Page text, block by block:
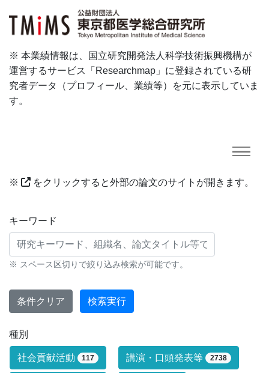
※ 本業績情報は、国立研究開発法人科学技術振興機構が
運営するサービス「Researchmap」に登録されている研
究者データ（プロフィール、業績等）を元に表示していま
す。
※ をクリックすると外部の論文のサイトが開きます。
研究業績に対する検索条件
キーワード
※ スペース区切りで絞り込み検索が可能です。
条件クリア 検索実行
種別
研究業績タイプによる絞り込み条件で
社会貢献活動 117 講演・口頭発表等 2738